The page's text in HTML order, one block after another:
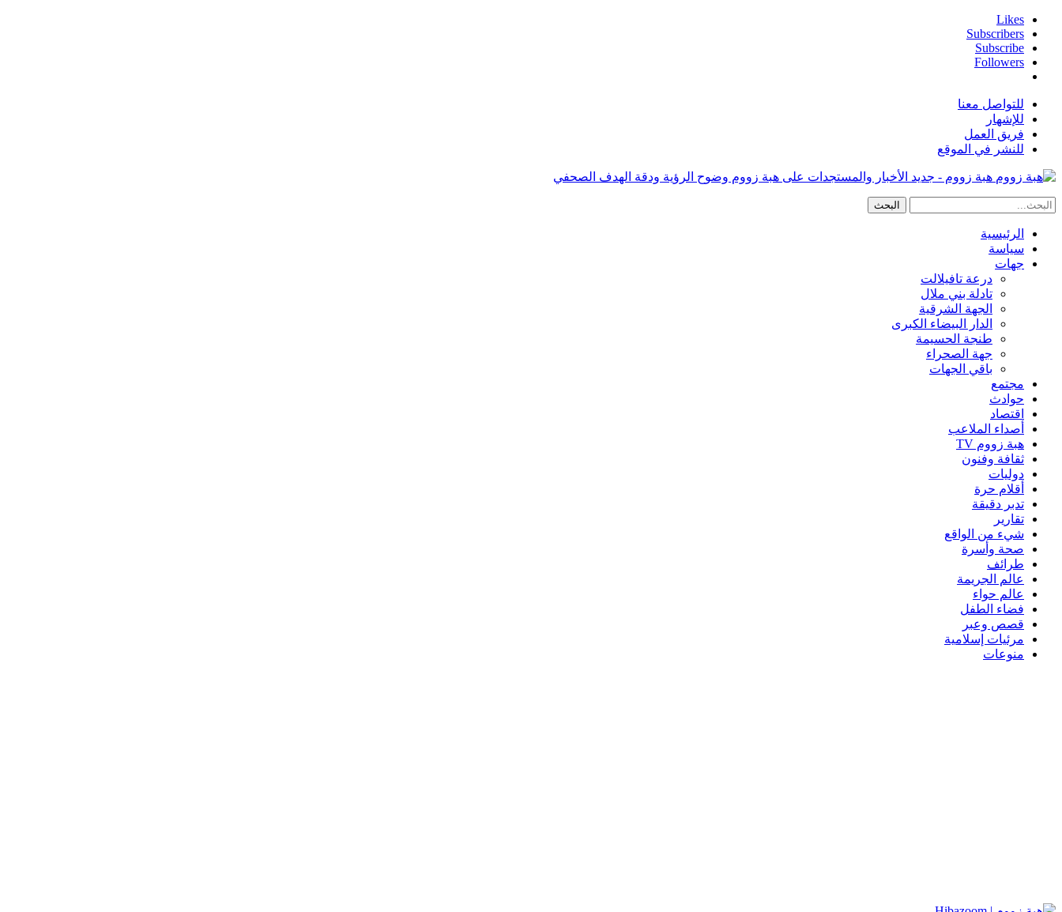
Likes
Subscribers
Subscribe
Followers
للتواصل معنا
للإشهار
فريق العمل
للنشر في الموقع
هبة زووم - جديد الأخبار والمستجدات على هبة زووم وضوح الرؤية ودقة الهدف الصحفي
الرئيسية
سياسة
جهات
درعة تافيلالت
تادلة بني ملال
الجهة الشرقية
الدار البيضاء الكبرى
طنجة الحسيمة
جهة الصحراء
باقي الجهات
مجتمع
حوادث
اقتصاد
أصداء الملاعب
هبة زووم TV
ثقافة وفنون
دوليات
أقلام حرة
تدبر دقيقة
تقارير
شيء من الواقع
صحة وأسرة
طرائف
عالم الجريمة
عالم حواء
فضاء الطفل
قصص وعبر
مرئيات إسلامية
منوعات